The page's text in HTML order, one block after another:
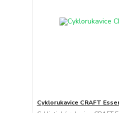
Cyklorukavice CRAFT